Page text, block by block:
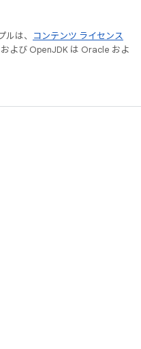
は、
コンテンツ ライセンス
よび OpenJDK は Oracle およ